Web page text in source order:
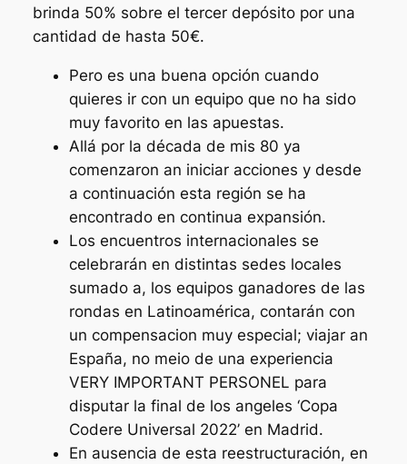
brinda 50% sobre el tercer depósito por una
cantidad de hasta 50€.
Pero es una buena opción cuando
quieres ir con un equipo que no ha sido
muy favorito en las apuestas.
Allá por la década de mis 80 ya
comenzaron an iniciar acciones y desde
a continuación esta región se ha
encontrado en continua expansión.
Los encuentros internacionales se
celebrarán en distintas sedes locales
sumado a, los equipos ganadores de las
rondas en Latinoamérica, contarán con
un compensacion muy especial; viajar an
España, no meio de una experiencia
VERY IMPORTANT PERSONEL para
disputar la final de los angeles ‘Copa
Codere Universal 2022’ en Madrid.
En ausencia de esta reestructuración, en